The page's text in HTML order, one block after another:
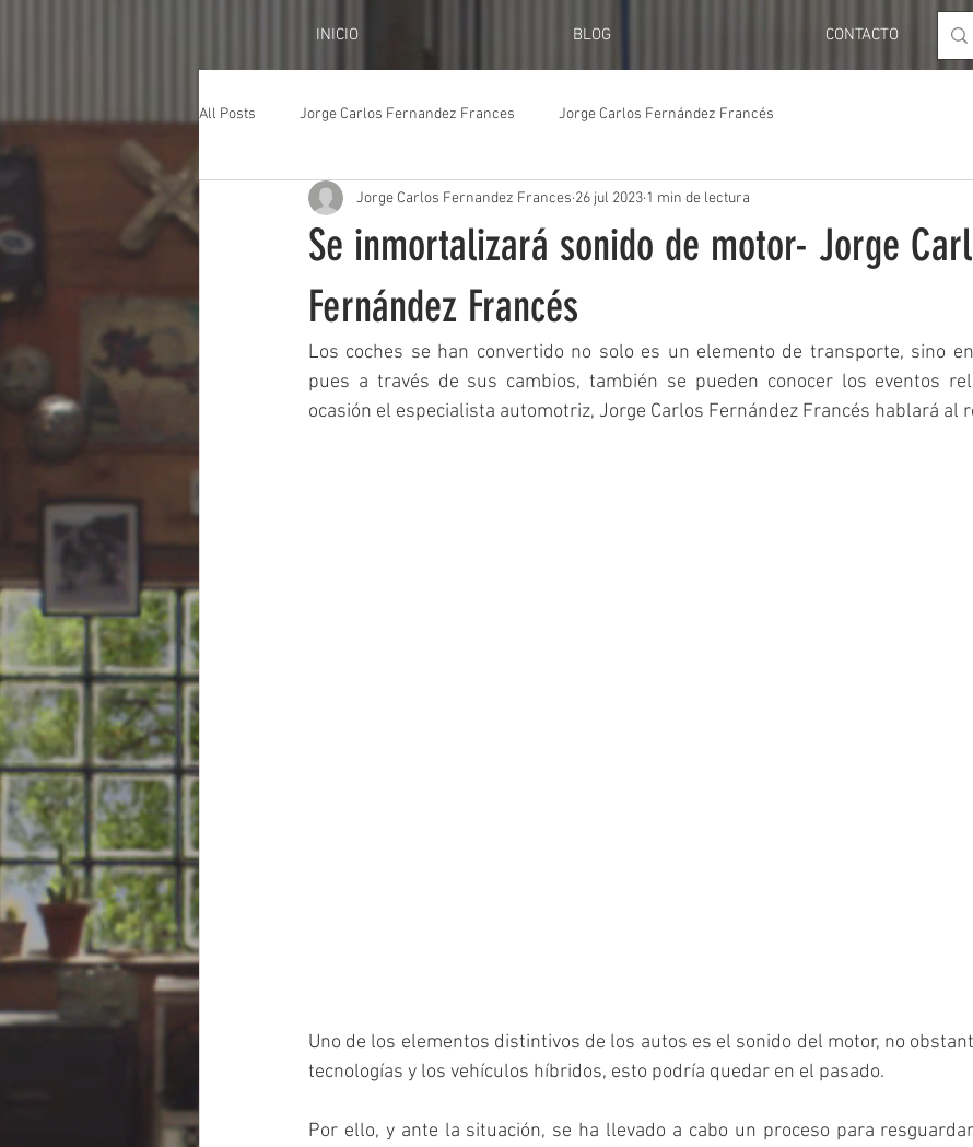
INICIO BLOG CONTACTO
All Posts Jorge Carlos Fernandez Frances Jorge Carlos Fernández Francés
Se inmortalizará sonido de motor- Jorge
Fernández Francés
Jorge Carlos Fernandez Frances 26 jul 2023 1 min de lectura
Los coches se han convertido no solo es un elemento de transporte, sino
pues a través de sus cambios, también se pueden conocer los eventos
ocasión el especialista automotriz, Jorge Carlos Fernández Francés hablará al
Uno de los elementos distintivos de los autos es el sonido del motor, no
tecnologías y los vehículos híbridos, esto podría quedar en el pasado.
Por ello, y ante la situación, se ha llevado a cabo un proceso para